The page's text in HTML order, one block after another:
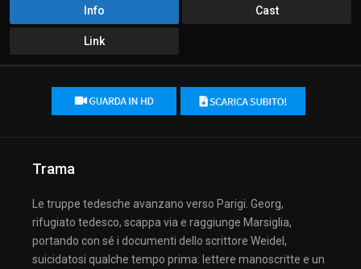
Info Cast
Link
Trama
Le truppe tedesche avanzano verso Parigi. Georg,
rifugiato tedesco, scappa via e raggiunge Marsiglia,
portando con sé i documenti dello scrittore Weidel,
suicidatosi qualche tempo prima: lettere manoscritte e un